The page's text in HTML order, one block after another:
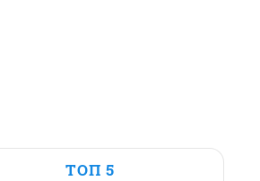
ТОП 5